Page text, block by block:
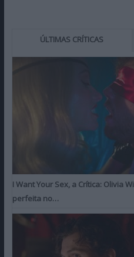
ÚLTIMAS CRÍTICAS
I Want Your Sex, a Crítica: Olivia
perfeita no…